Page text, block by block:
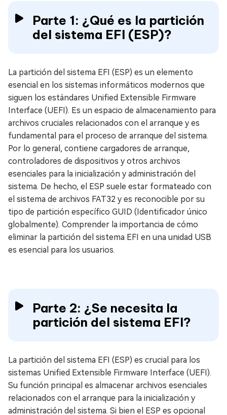
Parte 1: ¿Qué es la partición
del sistema EFI (ESP)?
La partición del sistema EFI (ESP) es un elemento
esencial en los sistemas informáticos modernos que
siguen los estándares Unified Extensible Firmware
Interface (UEFI). Es un espacio de almacenamiento para
archivos cruciales relacionados con el arranque y es
fundamental para el proceso de arranque del sistema.
Por lo general, contiene cargadores de arranque,
controladores de dispositivos y otros archivos
esenciales para la inicialización y administración del
sistema. De hecho, el ESP suele estar formateado con
el sistema de archivos FAT32 y es reconocible por su
tipo de partición específico GUID (Identificador único
globalmente). Comprender la importancia de cómo
eliminar la partición del sistema EFI en una unidad USB
es esencial para los usuarios.
Parte 2: ¿Se necesita la
partición del sistema EFI?
La partición del sistema EFI (ESP) es crucial para los
sistemas Unified Extensible Firmware Interface (UEFI).
Su función principal es almacenar archivos esenciales
relacionados con el arranque para la inicialización y
administración del sistema. Si bien el ESP es opcional